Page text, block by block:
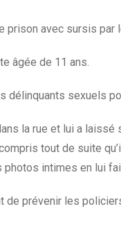
prison avec sursis
âgée de 11 ans.
sexuels
la rue et lui a
tout de suite
intimes en lui
de prévenir les